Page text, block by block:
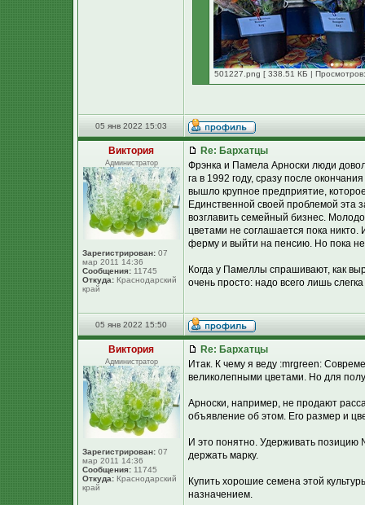
501227.png [ 338.51 КБ |
05 янв 2022 15:03
Виктория
Администратор
Зарегистрирован: 07
мар 2011 14:36
Сообщения: 11745
Откуда: Краснодарский
край
Re: Бархатцы
Фрэнка и Памела Арноски люди
га в 1992 году, сразу после
вышло крупное предприятие,
Единственной своей проблемой эта
возглавить семейный бизнес.
цветами не соглашается пока никто.
ферму и выйти на пенсию. Но пока
Когда у Памеллы спрашивают, как
очень просто: надо всего лишь
05 янв 2022 15:50
Виктория
Администратор
Зарегистрирован: 07
мар 2011 14:36
Сообщения: 11745
Откуда: Краснодарский
край
Re: Бархатцы
Итак. К чему я веду :mrgreen:
великолепными цветами. Но для
Арноски, например, не продают
объявление об этом. Его размер и
И это понятно. Удерживать позицию
держать марку.
Купить хорошие семена этой
назначением.